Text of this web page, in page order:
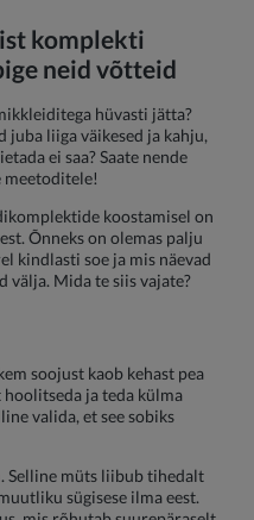
komplekti
neid võtteid
hüvasti jätta?
juba liiga väikesed ja kahju,
ei saa? Saate nende
meetoditele!
koostamisel on
Õnneks on olemas palju
kindlasti soe ja mis näevad
välja. Mida te siis vajate?
soojust kaob kehast pea
hoolitseda ja teda külma
valida, et see sobiks
. Selline müts liibub tihedalt
sügisese ilma eest.